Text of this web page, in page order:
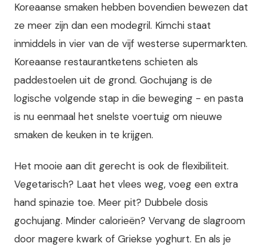
Koreaanse smaken hebben bovendien bewezen dat
ze meer zijn dan een modegril. Kimchi staat
inmiddels in vier van de vijf westerse supermarkten.
Koreaanse restaurantketens schieten als
paddestoelen uit de grond. Gochujang is de
logische volgende stap in die beweging - en pasta
is nu eenmaal het snelste voertuig om nieuwe
smaken de keuken in te krijgen.
Het mooie aan dit gerecht is ook de flexibiliteit.
Vegetarisch? Laat het vlees weg, voeg een extra
hand spinazie toe. Meer pit? Dubbele dosis
gochujang. Minder calorieën? Vervang de slagroom
door magere kwark of Griekse yoghurt. En als je